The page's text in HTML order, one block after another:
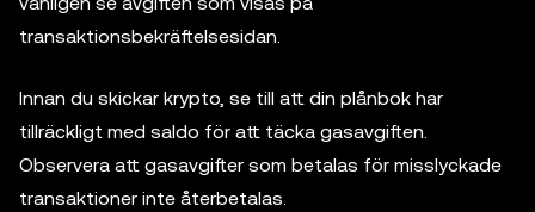
transaktionsbekräftelsesidan.
Innan du skickar krypto, se till att din plånbok har
tillräckligt med saldo för att täcka gasavgiften.
Observera att gasavgifter som betalas för misslyckade
transaktioner inte återbetalas.